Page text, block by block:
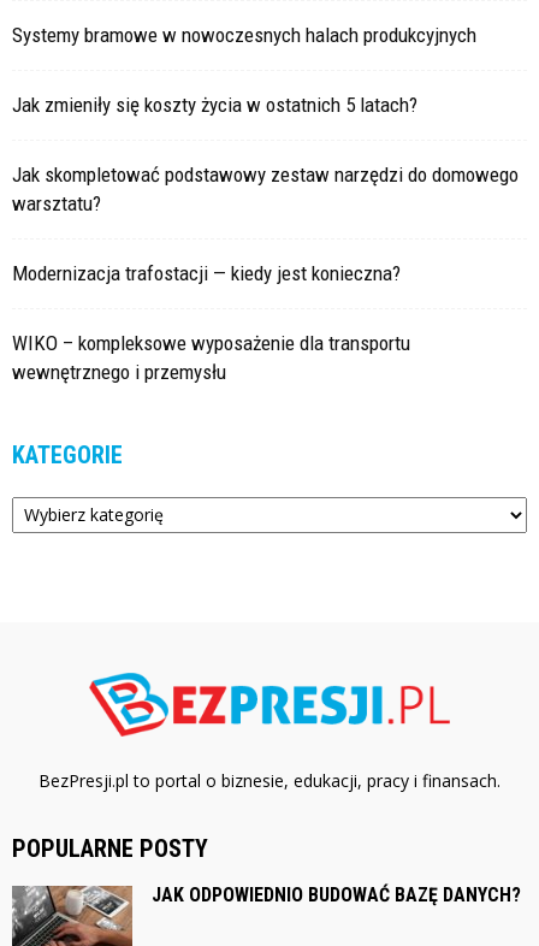
Systemy bramowe w nowoczesnych halach produkcyjnych
Jak zmieniły się koszty życia w ostatnich 5 latach?
Jak skompletować podstawowy zestaw narzędzi do domowego
warsztatu?
Modernizacja trafostacji — kiedy jest konieczna?
WIKO – kompleksowe wyposażenie dla transportu
wewnętrznego i przemysłu
KATEGORIE
Kategorie
BezPresji.pl to portal o biznesie, edukacji, pracy i finansach.
POPULARNE POSTY
JAK ODPOWIEDNIO BUDOWAĆ BAZĘ DANYCH?